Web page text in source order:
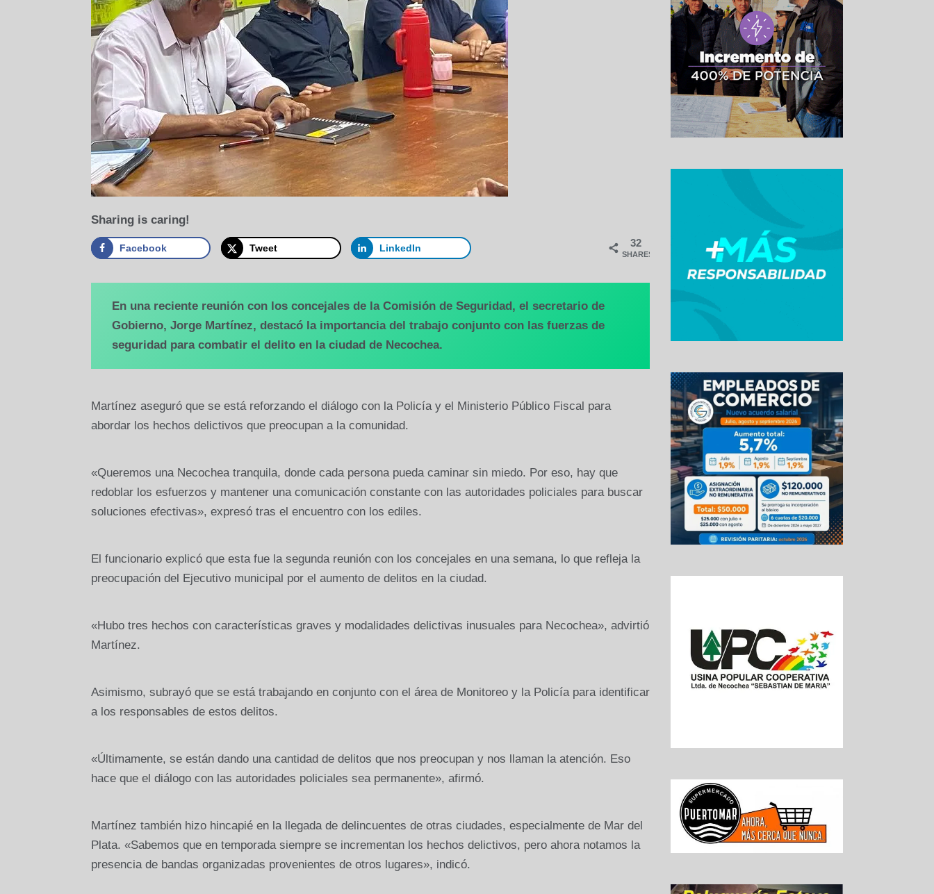
Sharing is caring!
32
SHARES
Facebook Tweet LinkedIn
En una reciente reunión con los concejales de la Comisión de Seguridad, el secretario de
Gobierno, Jorge Martínez, destacó la importancia del trabajo conjunto con las fuerzas de
seguridad para combatir el delito en la ciudad de Necochea.
Martínez aseguró que se está reforzando el diálogo con la Policía y el Ministerio Público Fiscal para
abordar los hechos delictivos que preocupan a la comunidad.
«Queremos una Necochea tranquila, donde cada persona pueda caminar sin miedo. Por eso, hay que
redoblar los esfuerzos y mantener una comunicación constante con las autoridades policiales para buscar
soluciones efectivas», expresó tras el encuentro con los ediles.
El funcionario explicó que esta fue la segunda reunión con los concejales en una semana, lo que refleja la
preocupación del Ejecutivo municipal por el aumento de delitos en la ciudad.
«Hubo tres hechos con características graves y modalidades delictivas inusuales para Necochea», advirtió
Martínez.
Asimismo, subrayó que se está trabajando en conjunto con el área de Monitoreo y la Policía para identificar
a los responsables de estos delitos.
«Últimamente, se están dando una cantidad de delitos que nos preocupan y nos llaman la atención. Eso
hace que el diálogo con las autoridades policiales sea permanente», afirmó.
Martínez también hizo hincapié en la llegada de delincuentes de otras ciudades, especialmente de Mar del
Plata. «Sabemos que en temporada siempre se incrementan los hechos delictivos, pero ahora notamos la
presencia de bandas organizadas provenientes de otros lugares», indicó.